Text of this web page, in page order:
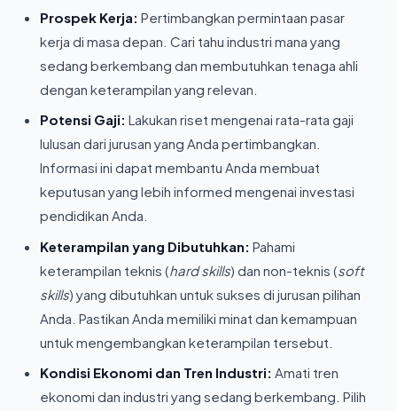
Prospek Kerja: Pertimbangkan permintaan pasar
kerja di masa depan. Cari tahu industri mana yang
sedang berkembang dan membutuhkan tenaga ahli
dengan keterampilan yang relevan.
Potensi Gaji: Lakukan riset mengenai rata-rata gaji
lulusan dari jurusan yang Anda pertimbangkan.
Informasi ini dapat membantu Anda membuat
keputusan yang lebih informed mengenai investasi
pendidikan Anda.
Keterampilan yang Dibutuhkan: Pahami
keterampilan teknis (hard skills) dan non-teknis (soft
skills) yang dibutuhkan untuk sukses di jurusan pilihan
Anda. Pastikan Anda memiliki minat dan kemampuan
untuk mengembangkan keterampilan tersebut.
Kondisi Ekonomi dan Tren Industri: Amati tren
ekonomi dan industri yang sedang berkembang. Pilih